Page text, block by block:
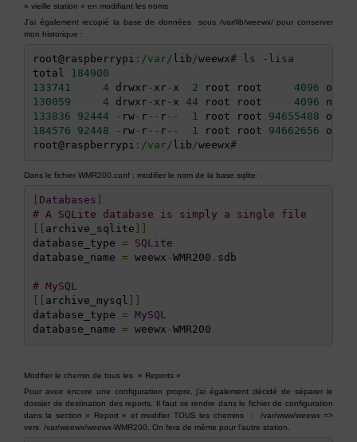
« vieille station » en modifiant les noms
J’ai également recopié la base de données sous /var/lib/weewx/ pour conserver
mon historique :
root@raspberrypi : /var/ lib /weewx# ls -lisa
total 184900
133741
4 drwxr- xr- x 2 root root 4096 oct
130059
4 drwxr- xr- x 44 root root 4096 nov
133836
92444 - rw- r-- r-- 1 root root 94655488 oct
184576
92448 - rw- r-- r-- 1 root root 94662656 oct
root@raspberrypi : /var/ lib /weewx#
Dans le fichier WMR200.conf : modifier le nom de la base sqlite :
Databases
# A SQLite database is simply a single file
archive_sqlite
database_type =
SQLite
database_name = weewx -WMR200 . sdb
# MySQL
archive_mysql
database_type = MySQL
database_name = weewx -WMR200
Modifier le chemin de tous les « Reports »
Pour avoir encore une configuration propre, j’ai également décidé de séparer le
dossier de destination des reports. Il faut se rendre dans le fichier de configuration
dans la section « Report » et modifier TOUS les chemins : /var/www/weewx =>
vers /var/weewx/weewx-WMR200. On fera de même pour l’autre station.